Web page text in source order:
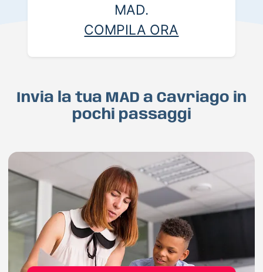
MAD.
COMPILA ORA
Invia la tua MAD a Cavriago in
pochi passaggi